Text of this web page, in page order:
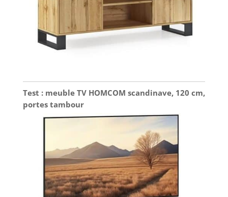
Test : meuble TV HOMCOM scandinave, 120 cm,
portes tambour